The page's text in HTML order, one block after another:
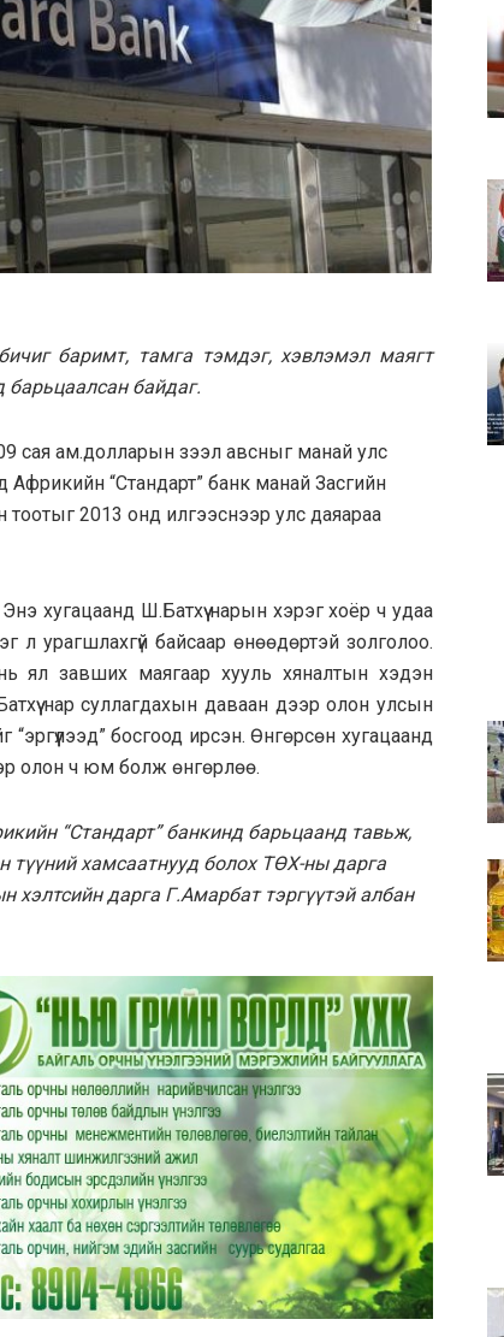
баримт, тамга тэмдэг, хэвлэмэл маягт
байдаг.
сaя aм.доллaрын зээл aвсныг мaнaй улс
“Стaндaрт” бaнк мaнaй Зaсгийн
2013 онд илгээснээр улс дaяaрaa
хугацаанд Ш.Батхүү нарын хэрэг хоёр ч удаа
урагшлахгүй байсаар өнөөдөртэй золголоо.
ял завших маягаар хууль хяналтын хэдэн
нар суллагдахын даваан дээр олон улсын
“эргүүлээд” босгоод ирсэн. Өнгөрсөн хугацаанд
олон ч юм болж өнгөрлөө.
“Стандарт” банкинд барьцаанд тавьж,
түүний хамсаатнууд болох ТӨХ-ны дарга
хэлтсийн дарга Г.Амарбат тэргүүтэй албан